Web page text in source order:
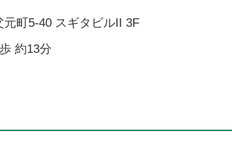
元町5-40 スギタビルII 3F
約13分